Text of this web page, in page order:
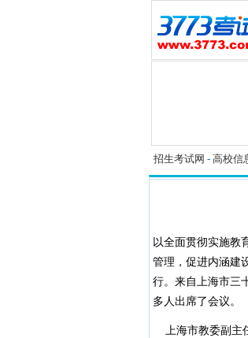
招生考试网 - 高校信
以全面贯彻实施教
管理，促进内涵建
行。来自上海市三
多人出席了会议。
上海市教委副主